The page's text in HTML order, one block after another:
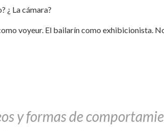
¿ La cámara?
voyeur. El bailarín como exhibicionista.
y formas de